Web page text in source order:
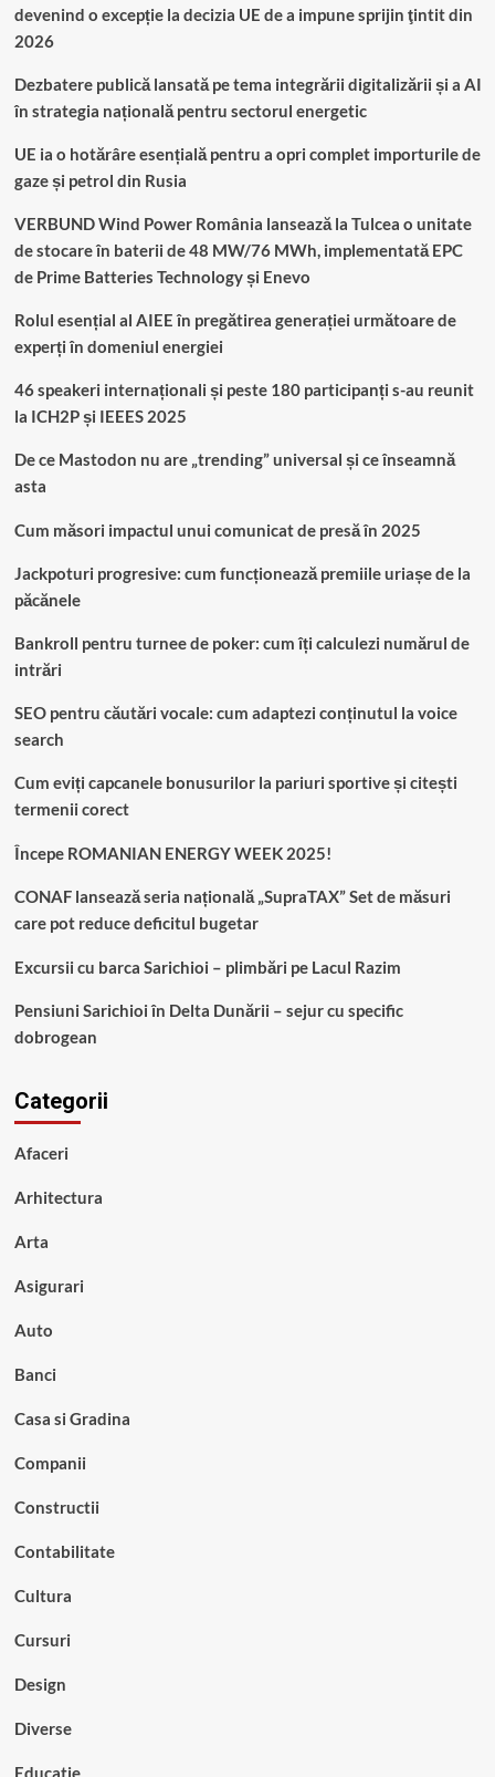
devenind o excepție la decizia UE de a impune sprijin ţintit din
2026
Dezbatere publică lansată pe tema integrării digitalizării și a AI
în strategia națională pentru sectorul energetic
UE ia o hotărâre esențială pentru a opri complet importurile de
gaze și petrol din Rusia
VERBUND Wind Power România lansează la Tulcea o unitate
de stocare în baterii de 48 MW/76 MWh, implementată EPC
de Prime Batteries Technology și Enevo
Rolul esențial al AIEE în pregătirea generației următoare de
experți în domeniul energiei
46 speakeri internaționali și peste 180 participanți s-au reunit
la ICH2P și IEEES 2025
De ce Mastodon nu are „trending” universal și ce înseamnă
asta
Cum măsori impactul unui comunicat de presă în 2025
Jackpoturi progresive: cum funcționează premiile uriașe de la
păcănele
Bankroll pentru turnee de poker: cum îți calculezi numărul de
intrări
SEO pentru căutări vocale: cum adaptezi conținutul la voice
search
Cum eviți capcanele bonusurilor la pariuri sportive și citești
termenii corect
Începe ROMANIAN ENERGY WEEK 2025!
CONAF lansează seria națională „SupraTAX” Set de măsuri
care pot reduce deficitul bugetar
Excursii cu barca Sarichioi – plimbări pe Lacul Razim
Pensiuni Sarichioi în Delta Dunării – sejur cu specific
dobrogean
Categorii
Afaceri
Arhitectura
Arta
Asigurari
Auto
Banci
Casa si Gradina
Companii
Constructii
Contabilitate
Cultura
Cursuri
Design
Diverse
Educatie